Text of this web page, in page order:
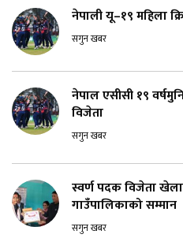
नेपाली यू–१९ महिला
सगुन खबर
नेपाल एसीसी १९
विजेता
सगुन खबर
स्वर्ण पदक विजेता
गाउँपालिकाको सम्मान
सगुन खबर